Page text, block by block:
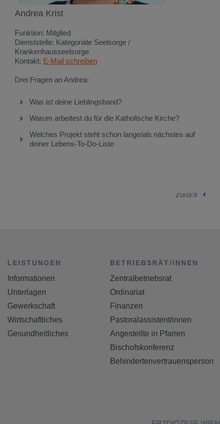
Andrea Krist
Funktion: Mitglied
Dienststelle: Kategoriale Seelsorge /
Krankenhausseelsorge
Kontakt: E-Mail schreiben
Drei Fragen an Andrea:
Was ist deine Lieblingsband?
Warum arbeitest du für die Katholische Kirche?
Welches Projekt steht schon lange/als nächstes auf
deiner Lebens-To-Do-Liste
zurück
LEISTUNGEN
Informationen
Unterlagen
Gewerkschaft
Wirtschaftliches
Gesundheitliches
BETRIEBSRÄT/INNEN
Zentralbetriebsrat
Ordinariat
Finanzen
Pastoralassistent/innen
Angestellte in Pfarren
Bischofskonferenz
Behindertenvertrauensperson